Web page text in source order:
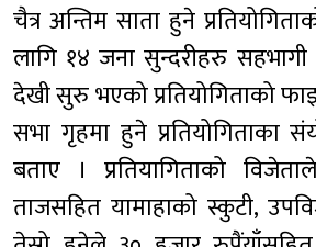
चैत्र अन्तिम साता हुने
लागि १४ जना सुन्दरीहरु
देखी सुरु भएको प्रतियोगिताको
सभा गृहमा हुने प्रतियोगिताका
बताए । प्रतियागिताको
ताजसहित यामाहाको स्कुटी,